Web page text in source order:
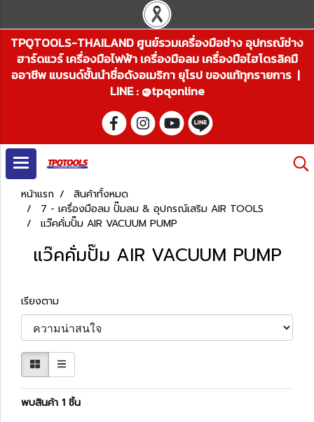
TPQTOOLS-THAILAND ศูนย์รวมเครื่องมือช่าง อุปกรณ์ช่าง
ฮาร์ดแวร์ เครื่องมือไฟฟ้า เครื่องมือลม เครื่องมือไฮโดรลิคมื
ออาชีพ แบรนด์ชั้นนำชื่อดังอเมริกา ยุโรป ของแท้ทุกรายการ |
LINE : @tpqonline
หน้าแรก
สินค้าทั้งหมด
7 - เครื่องมือลม ปั๊มลม & อุปกรณ์เสริม AIR TOOLS
แว๊คคั่มปั๊ม AIR VACUUM PUMP
แว๊คคั่มปั๊ม AIR VACUUM PUMP
เรียงตาม
พบสินค้า 1 ชิ้น